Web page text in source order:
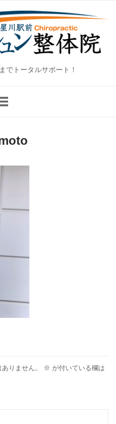
でトータルサポート！
りません。 ※ が付いている欄は